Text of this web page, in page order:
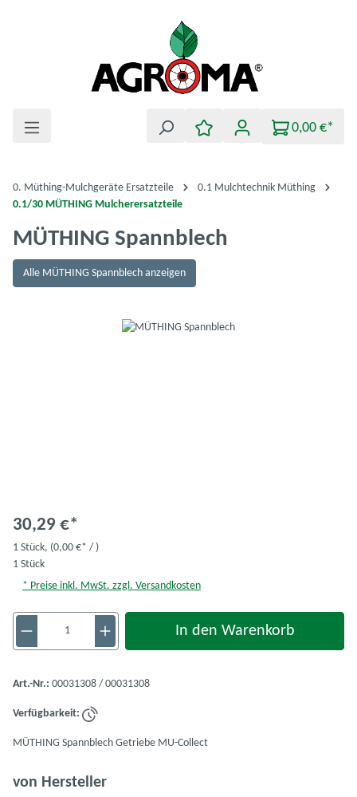
0,00 €*
0. Müthing-Mulchgeräte Ersatzteile
0.1 Mulchtechnik Müthing
0.1/30 MÜTHING Mulcherersatzteile
MÜTHING Spannblech
Alle MÜTHING Spannblech anzeigen
Bildergalerie überspringen
30,29 €*
1 Stück, (0,00 €* / )
1 Stück
* Preise inkl. MwSt. zzgl. Versandkosten
Produkt Anzahl: Gib den gewünschten Wert
In den Warenkorb
Art.-Nr.: 00031308 / 00031308
Verfügbarkeit:
MÜTHING Spannblech Getriebe MU-Collect
von Herstellerauswählen